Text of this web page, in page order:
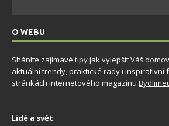
O WEBU
Sháníte zajímavé tipy jak vylepšit Váš
aktuální trendy, praktické rady i inspirativní
stránkách internetového magazínu
Lidé a svět